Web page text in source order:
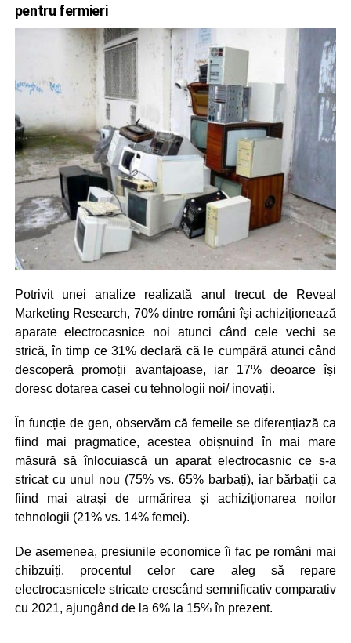
pentru fermieri
Potrivit unei analize realizată anul trecut de Reveal
Marketing Research, 70% dintre români își achiziționează
aparate electrocasnice noi atunci când cele vechi se
strică, în timp ce 31% declară că le cumpără atunci când
descoperă promoții avantajoase, iar 17% deoarce își
doresc dotarea casei cu tehnologii noi/ inovații.
În funcție de gen, observăm că femeile se diferențiază ca
fiind mai pragmatice, acestea obișnuind în mai mare
măsură să înlocuiască un aparat electrocasnic ce s-a
stricat cu unul nou (75% vs. 65% barbați), iar bărbații ca
fiind mai atrași de urmărirea și achiziționarea noilor
tehnologii (21% vs. 14% femei).
De asemenea, presiunile economice îi fac pe români mai
chibzuiți, procentul celor care aleg să repare
electrocasnicele stricate crescând semnificativ comparativ
cu 2021, ajungând de la 6% la 15% în prezent.